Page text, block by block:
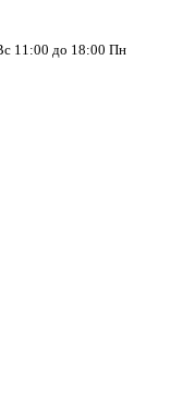
11:00 до 18:00 Пн